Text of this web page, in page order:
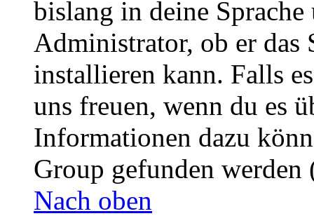
bislang in deine
Administrator, ob er das
installieren kann. Falls
uns freuen, wenn du es
Informationen dazu
Group gefunden
Nach oben